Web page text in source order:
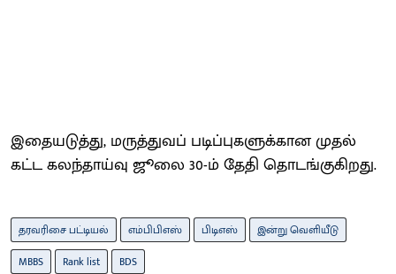
இதையடுத்​து, மருத்துவப் படிப்புகளுக்கான முதல்
கட்ட கலந்தாய்வு ஜூலை 30-ம் தேதி தொடங்​கு​கிறது.
தரவரிசை பட்டியல் எம்பிபிஎஸ் பிடிஎஸ்
இன்று வெளியீடு
MBBS
Rank list BDS